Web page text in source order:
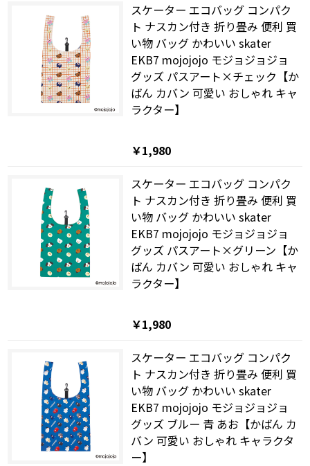
スケーター エコバッグ コンパク
ト ナスカン付き 折り畳み 便利 買
い物 バッグ かわいい skater
EKB7 mojojojo モジョジョジョ
グッズ パスアート×チェック【か
ばん カバン 可愛い おしゃれ キャ
ラクター】
￥1,980
スケーター エコバッグ コンパク
ト ナスカン付き 折り畳み 便利 買
い物 バッグ かわいい skater
EKB7 mojojojo モジョジョジョ
グッズ パスアート×グリーン【か
ばん カバン 可愛い おしゃれ キャ
ラクター】
￥1,980
スケーター エコバッグ コンパク
ト ナスカン付き 折り畳み 便利 買
い物 バッグ かわいい skater
EKB7 mojojojo モジョジョジョ
グッズ ブルー 青 あお【かばん カ
バン 可愛い おしゃれ キャラクタ
ー】